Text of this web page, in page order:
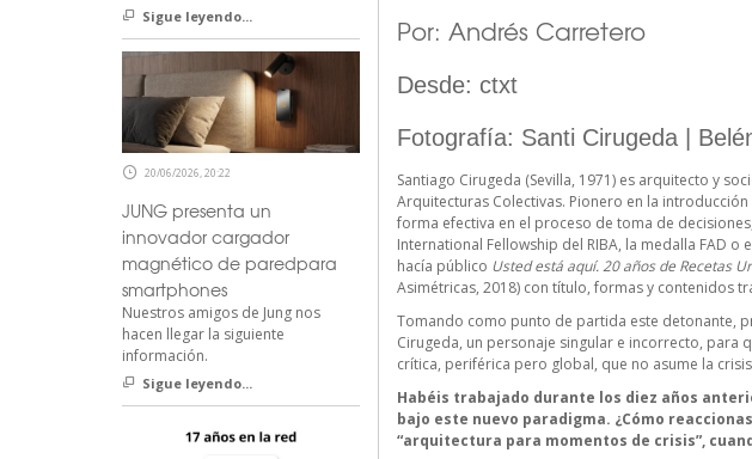
Por: Andrés Carretero
Desde: ctxt
Fotografía: Santi Cirugeda |
Santiago Cirugeda (Sevilla, 1971) es arquitecto y
Arquitecturas Colectivas. Pionero en la
forma efectiva en el proceso de toma de
International Fellowship del RIBA, la medalla FAD
hacía público Usted está aquí. 20 años de Recetas
Asimétricas, 2018) con título, formas y contenidos
Tomando como punto de partida este detonante,
Cirugeda, un personaje singular e incorrecto, para
crítica, periférica pero global, que no asume la
Habéis trabajado durante los diez años
bajo este nuevo paradigma. ¿Cómo
“arquitectura para momentos de crisis”,
Sigue leyendo...
20/06/2026, 20:22
JUNG presenta un
innovador cargador
magnético de paredpara
smartphones
Nuestros amigos de Jung nos
hacen llegar la siguiente
información.
Sigue leyendo...